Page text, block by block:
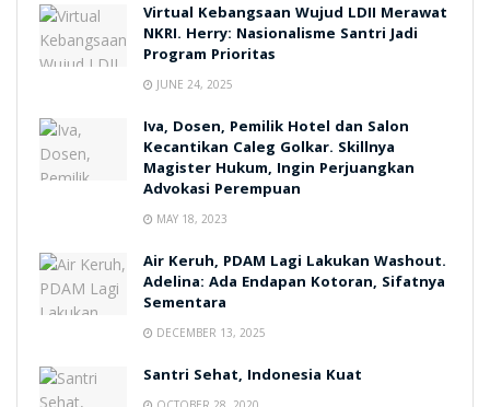
Virtual Kebangsaan Wujud LDII Merawat
NKRI. Herry: Nasionalisme Santri Jadi
Program Prioritas
JUNE 24, 2025
Iva, Dosen, Pemilik Hotel dan Salon
Kecantikan Caleg Golkar. Skillnya
Magister Hukum, Ingin Perjuangkan
Advokasi Perempuan
MAY 18, 2023
Air Keruh, PDAM Lagi Lakukan Washout.
Adelina: Ada Endapan Kotoran, Sifatnya
Sementara
DECEMBER 13, 2025
Santri Sehat, Indonesia Kuat